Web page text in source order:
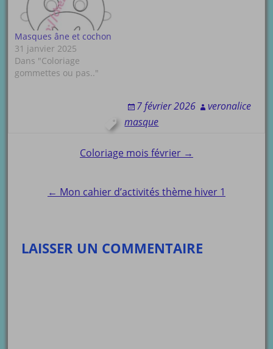
Masques âne et cochon
31 janvier 2025
Dans "Coloriage
gommettes ou pas.."
7 février 2026
veronalice
masque
navigation
Coloriage mois février →
← Mon cahier d’activités thème hiver 1
LAISSER UN COMMENTAIRE